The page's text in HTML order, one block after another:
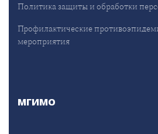
Политика защиты и обработки
Профилактические
мероприятия
МГИМО